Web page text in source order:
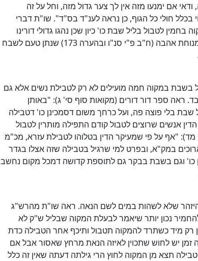
אם ימנעו מזה אין לך צער גדול מזה, וחל על זה
בכלל חולי כל הגוף, כן נראה לענ"ד בס"ד". שו"ת דברי
לטבול בליל שבת כו' כיון שכן נהגו גדולי דורינו
היתר בזה והנח להם לישראל". וראה עוד מנוחת אהבה (ח"ב פ"י סנ"ו ובהערה 173) שנתן טעם לשבח
בשבת במקוה חמה מועילים לא רק לטבילת נשים אלא גם
ראה ספר דור דורים (מקואות סוף סי' ג): "באותן
שבת בלי פוצה פה, ועל כרחך משום דסמכינן כו' דטבילה
אנשים שרוצים לטבול קודם התפילה מותרין לטבול
"אף על פי שמעיקר הדין בטלוהו לטבילת עזרא, מכ"מ
במק"א, ובפרט למי שרגיל בטבילה שזה אצלו בגדר
כו' וגם בשבת בבקר גם לתוספת קדושה דמכל מקום נחשב
שלא לשהות במים לשם הנאה. ראה שו"ת מהרש"ג
נכון יותר שיאמר לבעלת המקוה שבליל ש"ק לא
מיד כשתרד להמקוה תטבול ותיכף אחר הטבילה כדת
יש לחוש שתכוין לאיזה הנאת מרחץ שאסור אבל אם
תצא מן המקוה לחוץ הרי גילתה דעתה שאין זה כלל